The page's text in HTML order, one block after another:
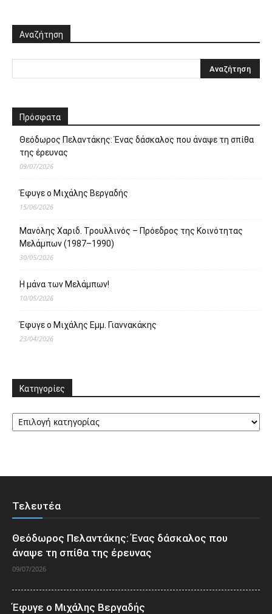
Αναζήτηση
Πρόσφατα
Θεόδωρος Πελαντάκης: Ένας δάσκαλος που άναψε τη σπίθα
της έρευνας
09/07/2026
Έφυγε ο Μιχάλης Βεργαδής
15/06/2026
Μανόλης Χαριδ. Τρουλλινός – Πρόεδρος της Κοινότητας
Μελάμπων (1987–1990)
30/05/2026
Η μάνα των Μελάμπων!
10/05/2026
Έφυγε ο Μιχάλης Εμμ. Γιαννακάκης
23/04/2026
Κατηγορίες
Κατηγορίες
Τελευτέα
Θεόδωρος Πελαντάκης: Ένας δάσκαλος που
άναψε τη σπίθα της έρευνας
09/07/2026
Έφυγε ο Μιχάλης Βεργαδής